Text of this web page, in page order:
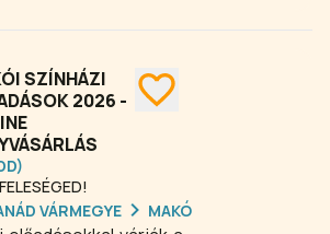
műsoron. Remek
kollégákkal.
SZÍNHÁZI
2026 -
VÁRMEGYE
MAKÓ